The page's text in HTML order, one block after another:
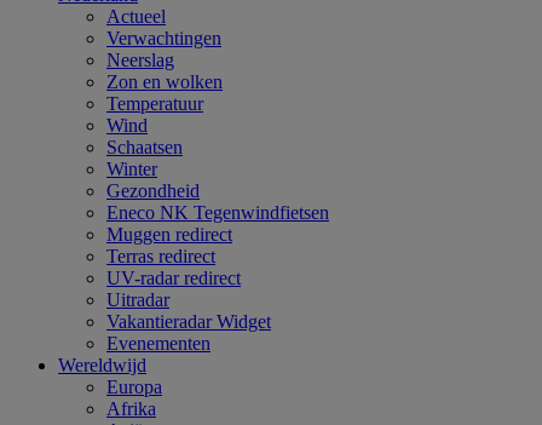
Actueel
Verwachtingen
Neerslag
Zon en wolken
Temperatuur
Wind
Schaatsen
Winter
Gezondheid
Eneco NK Tegenwindfietsen
Muggen redirect
Terras redirect
UV-radar redirect
Uitradar
Vakantieradar Widget
Evenementen
Wereldwijd
Europa
Afrika